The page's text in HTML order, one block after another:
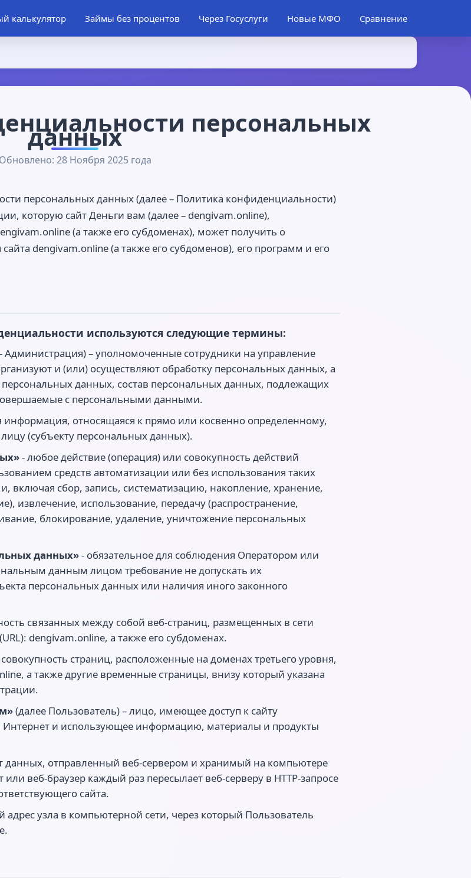
калькулятор Займы без процентов Через Госуслуги Новые МФО Сравнение
персональных
данных
Обновлено: 28 Ноября 2025 года
персональных данных (далее – Политика конфиденциальности)
которую сайт Деньги вам (далее – dengivam.online),
(а также его субдоменах), может получить о
dengivam.online (а также его субдоменов), его программ и его
используются следующие термины:
Администрация) – уполномоченные сотрудники на управление
и (или) осуществляют обработку персональных данных, а
персональных данных, состав персональных данных, подлежащих
с персональными данными.
информация, относящаяся к прямо или косвенно определенному,
(субъекту персональных данных).
- любое действие (операция) или совокупность действий
средств автоматизации или без использования таких
включая сбор, запись, систематизацию, накопление, хранение,
извлечение, использование, передачу (распространение,
блокирование, удаление, уничтожение персональных
данных»- обязательное для соблюдения Оператором или
данным лицом требование не допускать их
персональных данных или наличия иного законного
связанных между собой веб-страниц, размещенных в сети
dengivam.online, а также его субдоменах.
страниц, расположенные на доменах третьего уровня,
а также другие временные страницы, внизу который указана
(далее Пользователь) – лицо, имеющее доступ к сайту
Интернет и использующее информацию, материалы и продукты
отправленный веб-сервером и хранимый на компьютере
веб-браузер каждый раз пересылает веб-серверу в HTTP-запросе
сайта.
узла в компьютерной сети, через который Пользователь